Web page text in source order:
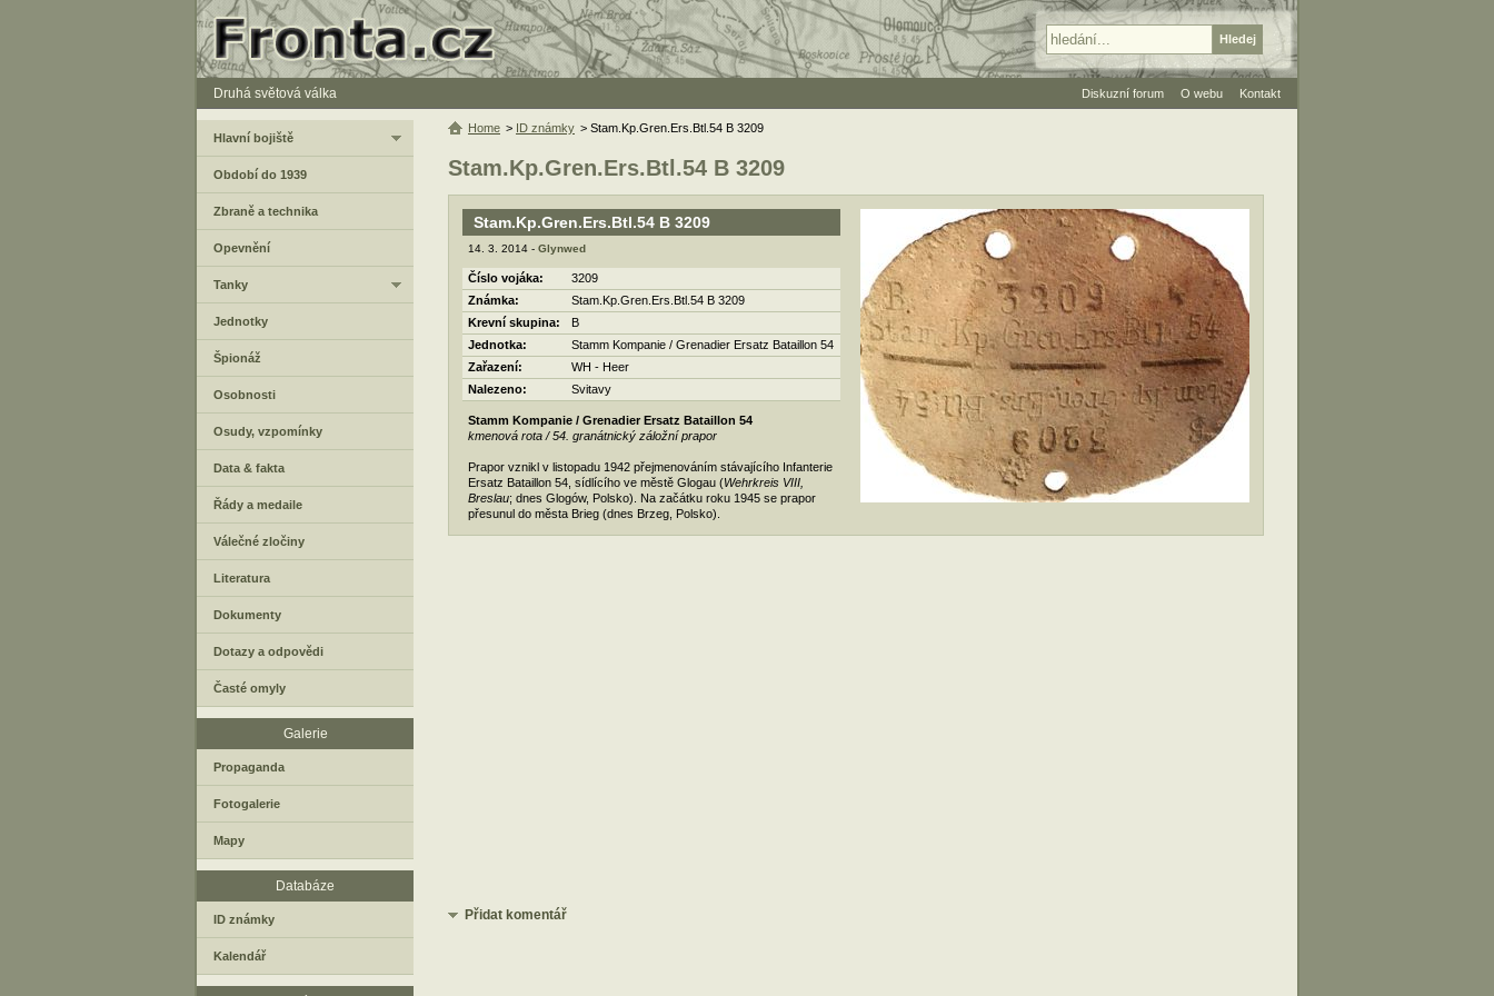
Druhá světová válka
Stam.Kp.Gren.Ers.Btl.54 B 3209
Stam.Kp.Gren.Ers.Btl.54 B 3209
14. 3. 2014 - Glynwed
Číslo vojáka:
3209
Známka:
Stam.Kp.Gren.Ers.Btl.54 B 3209
Krevní skupina:
B
Jednotka:
Stamm Kompanie / Grenadier Ersatz Bataillon 54
Zařazení:
WH - Heer
Nalezeno:
Svitavy
Stamm Kompanie / Grenadier Ersatz Bataillon 54
kmenová rota / 54. granátnický záložní prapor
Prapor vznikl v listopadu 1942 přejmenováním stávajícího Infanterie
Ersatz Bataillon 54, sídlícího ve městě Glogau (Wehrkreis VIII,
Breslau; dnes Glogów, Polsko). Na začátku roku 1945 se prapor
přesunul do města Brieg (dnes Brzeg, Polsko).
Home > ID známky > Stam.Kp.Gren.Ers.Btl.54 B 3209
Přidat komentář
Hlavní bojiště
Období do 1939
Zbraně a technika
Opevnění
Tanky
Jednotky
Špionáž
Osobnosti
Osudy, vzpomínky
Data & fakta
Řády a medaile
Válečné zločiny
Literatura
Dokumenty
Dotazy a odpovědi
Časté omyly
Galerie
Propaganda
Fotogalerie
Mapy
Databáze
ID známky
Kalendář
Diskuzní forum O webu Kontakt